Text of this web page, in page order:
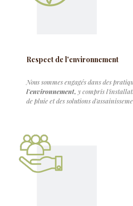
Respect de l'environnement
Nous sommes engagés dans des
l'environnement, y compris
de pluie et des solutions